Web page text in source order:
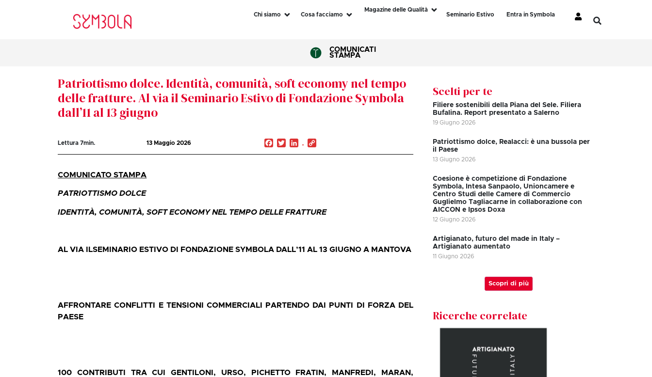
Chi siamo Cosa facciamo
Magazine delle Qualità
Seminario Estivo
Entra in Symbola
COMUNICATI
STAMPA
Patriottismo dolce. Identità, comunità, soft economy nel tempo
delle fratture. Al via il Seminario Estivo di Fondazione Symbola
dall’11 al 13 giugno
Lettura7min. 13 Maggio 2026 Facebook
TwitterLinkedIn
COMUNICATO STAMPA
PATRIOTTISMO DOLCE
IDENTITÀ, COMUNITÀ, SOFT ECONOMY NEL TEMPO DELLE FRATTURE
AL VIA ILSEMINARIO ESTIVO DI FONDAZIONE SYMBOLA DALL’11 AL 13 GIUGNO A MANTOVA
AFFRONTARE CONFLITTI E TENSIONI COMMERCIALI PARTENDO DAI PUNTI DI FORZA DEL
PAESE
100 CONTRIBUTI TRA CUI GENTILONI, URSO, PICHETTO FRATIN, MANFREDI, MARAN,
Scelti per te
Filiere sostenibili della Piana del Sele. Filiera
Bufalina. Report presentato a Salerno
19 Giugno 2026
Patriottismo dolce, Realacci: è una bussola per
il Paese
13 Giugno 2026
Coesione è competizione di Fondazione
Symbola, Intesa Sanpaolo, Unioncamere e
Centro Studi delle Camere di Commercio
Guglielmo Tagliacarne in collaborazione con
AICCON e Ipsos Doxa
12 Giugno 2026
Artigianato, futuro del made in Italy –
Artigianato aumentato
11 Giugno 2026
Scopri di più
Ricerche correlate